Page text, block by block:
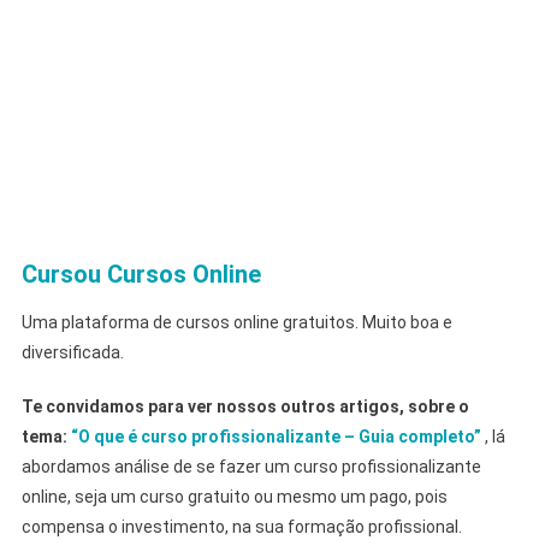
Cursou Cursos Online
Uma plataforma de cursos online gratuitos. Muito boa e
diversificada.
Te convidamos para ver nossos outros artigos, sobre o
tema: “O que é curso profissionalizante – Guia completo” , lá
abordamos análise de se fazer um curso profissionalizante
online, seja um curso gratuito ou mesmo um pago, pois
compensa o investimento, na sua formação profissional.